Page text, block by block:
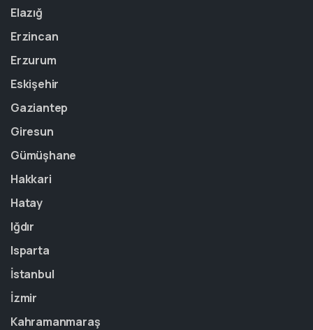
Elazığ
Erzincan
Erzurum
Eskişehir
Gaziantep
Giresun
Gümüşhane
Hakkari
Hatay
Iğdır
Isparta
İstanbul
İzmir
Kahramanmaraş